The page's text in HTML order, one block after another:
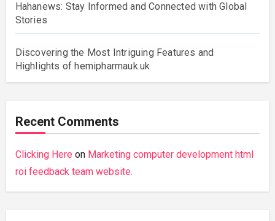
Hahanews: Stay Informed and Connected with Global
Stories
Discovering the Most Intriguing Features and
Highlights of hemipharmauk.uk
Recent Comments
Clicking Here on Marketing computer development html
roi feedback team website.